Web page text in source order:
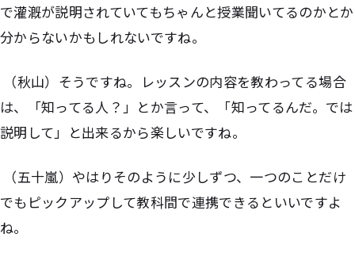
で灌漑が説明されていてもちゃんと授業聞いてるのかとか
分からないかもしれないですね。
（秋山）そうですね。レッスンの内容を教わってる場合
は、「知ってる人？」とか言って、「知ってるんだ。では
説明して」と出来るから楽しいですね。
（五十嵐）やはりそのように少しずつ、一つのことだけ
でもピックアップして教科間で連携できるといいですよ
ね。